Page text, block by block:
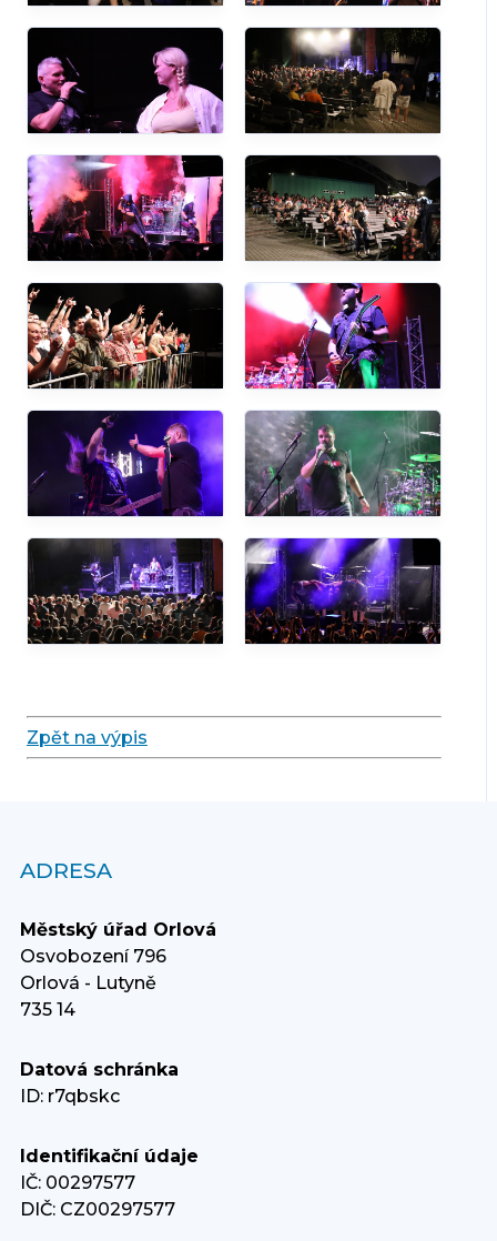
Zpět na výpis
ADRESA
Městský úřad Orlová
Osvobození 796
Orlová - Lutyně
735 14
Datová schránka
ID: r7qbskc
Identifikační údaje
IČ: 00297577
DIČ: CZ00297577